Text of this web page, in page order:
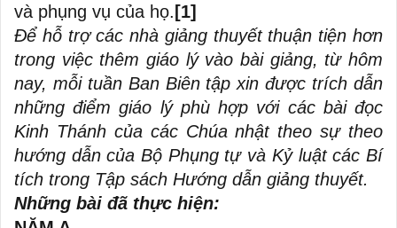
và phụng vụ của họ. [1]
Để hỗ trợ các nhà giảng thuyết thuận tiện hơn
trong việc thêm giáo lý vào bài giảng, từ hôm
nay, mỗi tuần Ban Biên tập xin được trích dẫn
những điểm giáo lý phù hợp với các bài đọc
Kinh Thánh của các Chúa nhật theo sự theo
hướng dẫn của Bộ Phụng tự và Kỷ luật các Bí
tích trong Tập sách Hướng dẫn giảng thuyết.
Những bài đã thực hiện: